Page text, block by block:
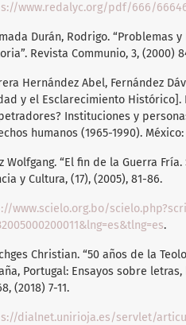
www.redalyc.org/pdf/666/
Durán, Rodrigo. “Problemas
Revista Communio, 3, (2000)
Hernández Abel, Fernández
y el Esclarecimiento Histórico].
Instituciones y
humanos (1965-1990).
Wolfgang. “El fin de la Guerra
y Cultura, (17), (2005), 81-86.
www.scielo.org.bo/
.
Christian. “50 años de la
Portugal: Ensayos sobre
(2018) 7-11.
dialnet.unirioja.es/servlet/